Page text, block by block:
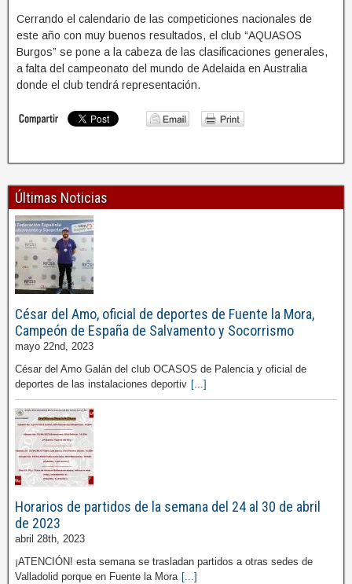
Cerrando el calendario de las competiciones nacionales de
este año con muy buenos resultados, el club “AQUASOS
Burgos” se pone a la cabeza de las clasificaciones generales,
a falta del campeonato del mundo de Adelaida en Australia
donde el club tendrá representación.
Últimas Noticias
César del Amo, oficial de deportes de Fuente la Mora,
Campeón de España de Salvamento y Socorrismo
mayo 22nd, 2023
César del Amo Galán del club OCASOS de Palencia y oficial de
deportes de las instalaciones deportiv [...]
Horarios de partidos de la semana del 24 al 30 de abril
de 2023
abril 28th, 2023
¡ATENCIÓN! esta semana se trasladan partidos a otras sedes de
Valladolid porque en Fuente la Mora [...]